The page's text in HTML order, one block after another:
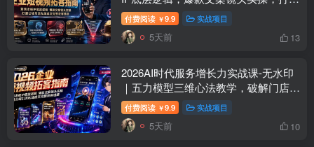
公域引流私域成交完整获客链路
付费阅读 ￥9.9 实战项目
5天前 13
2026AI时代服务增长力实战课-无水印
｜五力模型三维心法教学，破解门店客
源流失低价内卷实现长效业绩增长
付费阅读 ￥9.9 实战项目
5天前 10